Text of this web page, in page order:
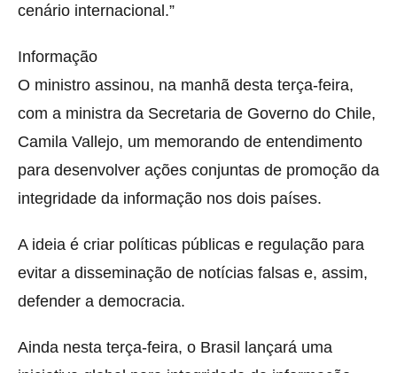
cenário internacional.”
Informação
O ministro assinou, na manhã desta terça-feira,
com a ministra da Secretaria de Governo do Chile,
Camila Vallejo, um memorando de entendimento
para desenvolver ações conjuntas de promoção da
integridade da informação nos dois países.
A ideia é criar políticas públicas e regulação para
evitar a disseminação de notícias falsas e, assim,
defender a democracia.
Ainda nesta terça-feira, o Brasil lançará uma